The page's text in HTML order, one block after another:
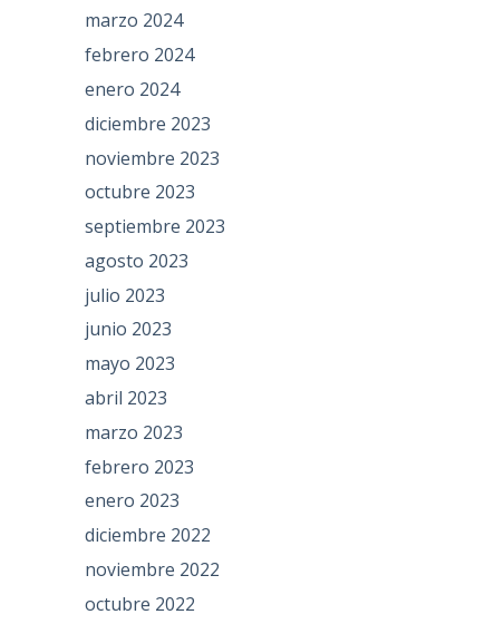
marzo 2024
febrero 2024
enero 2024
diciembre 2023
noviembre 2023
octubre 2023
septiembre 2023
agosto 2023
julio 2023
junio 2023
mayo 2023
abril 2023
marzo 2023
febrero 2023
enero 2023
diciembre 2022
noviembre 2022
octubre 2022